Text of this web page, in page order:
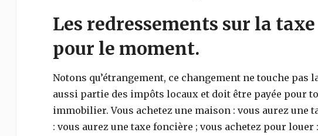
Les redressements sur la
pour le moment.
Notons qu’étrangement, ce changement ne touche pas
aussi partie des impôts locaux et doit être payée pour
immobilier. Vous achetez une maison : vous aurez une
: vous aurez une taxe foncière ; vous achetez pour